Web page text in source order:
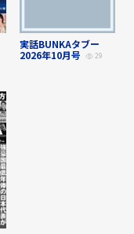
実話BUNKAタブー
2026年10月号
29